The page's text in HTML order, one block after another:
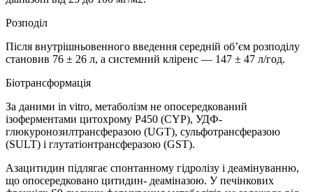
Розподіл
Після внутрішньовенного введення середній об’єм розподілу
становив 76 ± 26 л, а системний кліренс — 147 ± 47 л/год.
Біотрансформація
За даними in vitro, метаболізм не опосередкований
ізоферментами цитохрому P450 (CYP), УДФ-
глюкуронозилтрансферазою (UGT), сульфотрансферазою
(SULT) і глутатіонтрансферазою (GST).
Азацитидин підлягає спонтанному гідролізу і деамінуванню,
що опосередковано цитидин- деаміназою. У печінкових